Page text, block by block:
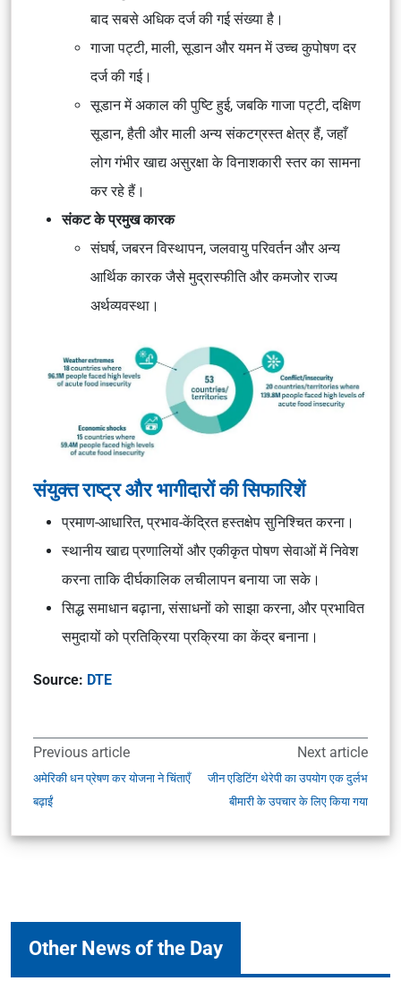
बाद सबसे अधिक दर्ज की गई संख्या है।
गाजा पट्टी, माली, सूडान और यमन में उच्च कुपोषण दर
दर्ज की गई।
सूडान में अकाल की पुष्टि हुई, जबकि गाजा पट्टी, दक्षिण
सूडान, हैती और माली अन्य संकटग्रस्त क्षेत्र हैं, जहाँ
लोग गंभीर खाद्य असुरक्षा के विनाशकारी स्तर का सामना
कर रहे हैं।
संकट के प्रमुख कारक
संघर्ष, जबरन विस्थापन, जलवायु परिवर्तन और अन्य
आर्थिक कारक जैसे मुद्रास्फीति और कमजोर राज्य
अर्थव्यवस्था।
संयुक्त राष्ट्र और भागीदारों की सिफारिशें
प्रमाण-आधारित, प्रभाव-केंद्रित हस्तक्षेप सुनिश्चित करना।
स्थानीय खाद्य प्रणालियों और एकीकृत पोषण सेवाओं में निवेश
करना ताकि दीर्घकालिक लचीलापन बनाया जा सके।
सिद्ध समाधान बढ़ाना, संसाधनों को साझा करना, और प्रभावित
समुदायों को प्रतिक्रिया प्रक्रिया का केंद्र बनाना।
Source: DTE
Previous article
अमेरिकी धन प्रेषण कर योजना ने चिंताएँ
बढ़ाईं
Next article
जीन एडिटिंग थेरेपी का उपयोग एक दुर्लभ
बीमारी के उपचार के लिए किया गया
Other News of the Day